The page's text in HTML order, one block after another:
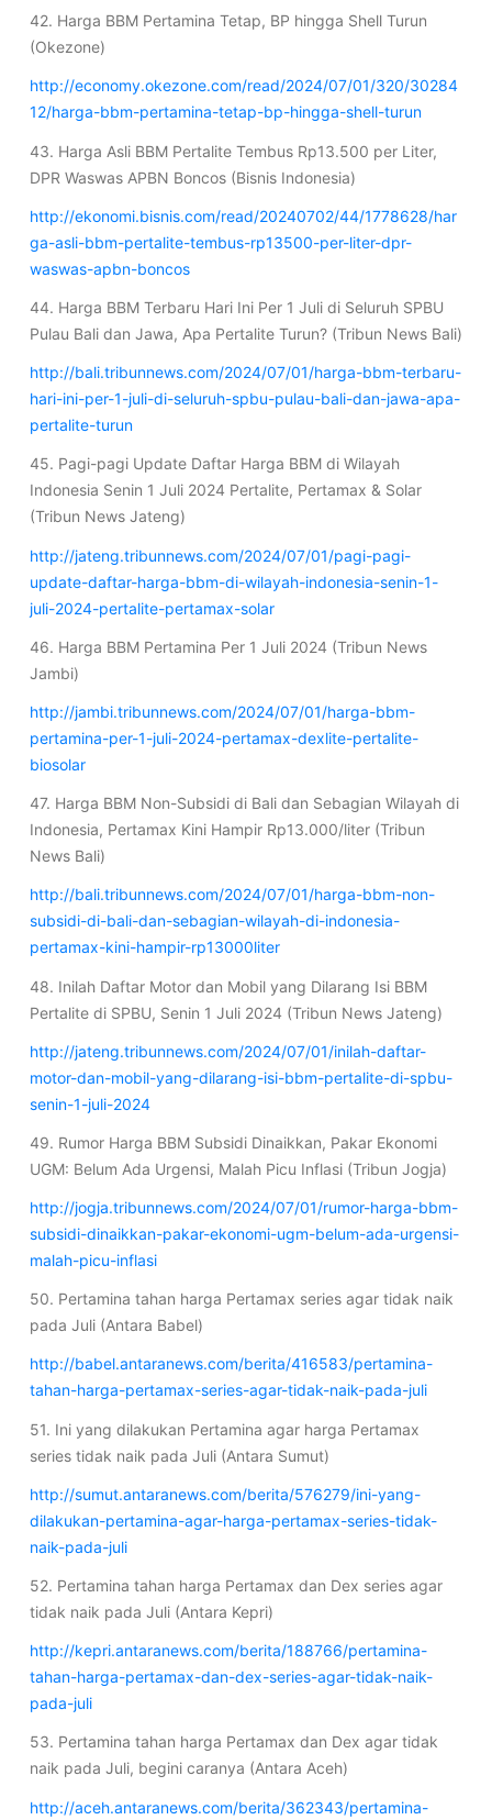
42. Harga BBM Pertamina Tetap, BP hingga Shell Turun
(Okezone)
http://economy.okezone.com/read/2024/07/01/320/30284
12/harga-bbm-pertamina-tetap-bp-hingga-shell-turun
43. Harga Asli BBM Pertalite Tembus Rp13.500 per Liter,
DPR Waswas APBN Boncos (Bisnis Indonesia)
http://ekonomi.bisnis.com/read/20240702/44/1778628/har
ga-asli-bbm-pertalite-tembus-rp13500-per-liter-dpr-
waswas-apbn-boncos
44. Harga BBM Terbaru Hari Ini Per 1 Juli di Seluruh SPBU
Pulau Bali dan Jawa, Apa Pertalite Turun? (Tribun News Bali)
http://bali.tribunnews.com/2024/07/01/harga-bbm-terbaru-
hari-ini-per-1-juli-di-seluruh-spbu-pulau-bali-dan-jawa-apa-
pertalite-turun
45. Pagi-pagi Update Daftar Harga BBM di Wilayah
Indonesia Senin 1 Juli 2024 Pertalite, Pertamax & Solar
(Tribun News Jateng)
http://jateng.tribunnews.com/2024/07/01/pagi-pagi-
update-daftar-harga-bbm-di-wilayah-indonesia-senin-1-
juli-2024-pertalite-pertamax-solar
46. Harga BBM Pertamina Per 1 Juli 2024 (Tribun News
Jambi)
http://jambi.tribunnews.com/2024/07/01/harga-bbm-
pertamina-per-1-juli-2024-pertamax-dexlite-pertalite-
biosolar
47. Harga BBM Non-Subsidi di Bali dan Sebagian Wilayah di
Indonesia, Pertamax Kini Hampir Rp13.000/liter (Tribun
News Bali)
http://bali.tribunnews.com/2024/07/01/harga-bbm-non-
subsidi-di-bali-dan-sebagian-wilayah-di-indonesia-
pertamax-kini-hampir-rp13000liter
48. Inilah Daftar Motor dan Mobil yang Dilarang Isi BBM
Pertalite di SPBU, Senin 1 Juli 2024 (Tribun News Jateng)
http://jateng.tribunnews.com/2024/07/01/inilah-daftar-
motor-dan-mobil-yang-dilarang-isi-bbm-pertalite-di-spbu-
senin-1-juli-2024
49. Rumor Harga BBM Subsidi Dinaikkan, Pakar Ekonomi
UGM: Belum Ada Urgensi, Malah Picu Inflasi (Tribun Jogja)
http://jogja.tribunnews.com/2024/07/01/rumor-harga-bbm-
subsidi-dinaikkan-pakar-ekonomi-ugm-belum-ada-urgensi-
malah-picu-inflasi
50. Pertamina tahan harga Pertamax series agar tidak naik
pada Juli (Antara Babel)
http://babel.antaranews.com/berita/416583/pertamina-
tahan-harga-pertamax-series-agar-tidak-naik-pada-juli
51. Ini yang dilakukan Pertamina agar harga Pertamax
series tidak naik pada Juli (Antara Sumut)
http://sumut.antaranews.com/berita/576279/ini-yang-
dilakukan-pertamina-agar-harga-pertamax-series-tidak-
naik-pada-juli
52. Pertamina tahan harga Pertamax dan Dex series agar
tidak naik pada Juli (Antara Kepri)
http://kepri.antaranews.com/berita/188766/pertamina-
tahan-harga-pertamax-dan-dex-series-agar-tidak-naik-
pada-juli
53. Pertamina tahan harga Pertamax dan Dex agar tidak
naik pada Juli, begini caranya (Antara Aceh)
http://aceh.antaranews.com/berita/362343/pertamina-